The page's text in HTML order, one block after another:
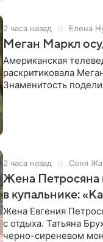
2 часа назад Елена
Меган Маркл
Американская
раскритиковала
Знаменитость
2 часа назад Соня
Жена Петросяна
в купальнике:
Жена Евгения
с отдыха. Татьяна
черно-сиреневом